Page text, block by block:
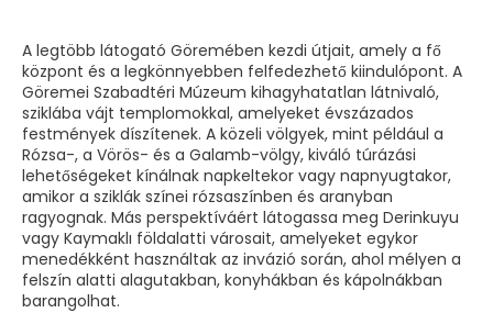
A legtöbb látogató Göremében kezdi útjait, amely a fő
központ és a legkönnyebben felfedezhető kiindulópont. A
Göremei Szabadtéri Múzeum kihagyhatatlan látnivaló,
sziklába vájt templomokkal, amelyeket évszázados
festmények díszítenek. A közeli völgyek, mint például a
Rózsa-, a Vörös- és a Galamb-völgy, kiváló túrázási
lehetőségeket kínálnak napkeltekor vagy napnyugtakor,
amikor a sziklák színei rózsaszínben és aranyban
ragyognak. Más perspektíváért látogassa meg Derinkuyu
vagy Kaymaklı földalatti városait, amelyeket egykor
menedékként használtak az invázió során, ahol mélyen a
felszín alatti alagutakban, konyhákban és kápolnákban
barangolhat.